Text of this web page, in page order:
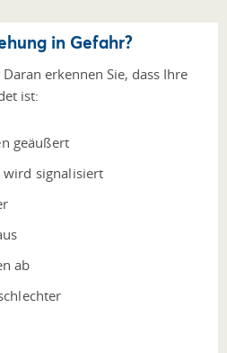
in Gefahr?
erkennen Sie, dass Ihre
ist:
geäußert
wird signalisiert
ab